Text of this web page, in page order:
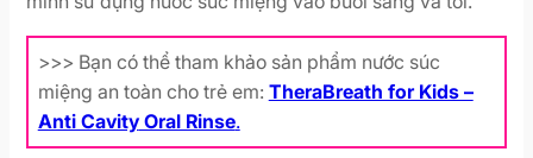
>>> Bạn có thể tham khảo sản phẩm nước súc
miệng an toàn cho trẻ em: TheraBreath for Kids –
Anti CavityOral Rinse.